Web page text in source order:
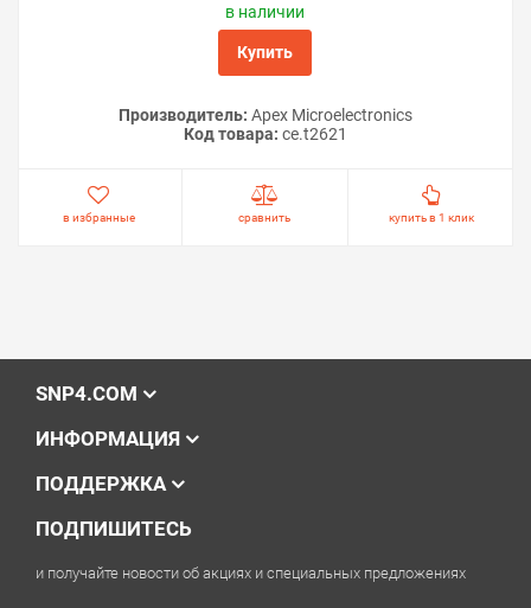
в наличии
Купить
Производитель: Apex Microelectronics
Код товара: ce.t2621
в избранные сравнить купить в 1 клик
SNP4.COM
ИНФОРМАЦИЯ
ПОДДЕРЖКА
ПОДПИШИТЕСЬ
и получайте новости об акциях и специальных предложениях